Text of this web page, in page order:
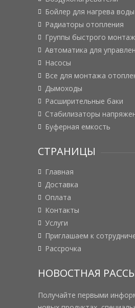
Бойлер для нагрева воды
Радиаторы отопления
Группы быстрого
Автоматика для
Насосы
Все для монтажа
Дымоходы
Расширительные баки
Стабилизаторы
Буферная емкость
СТРАНИЦЫ
Главная
Доставка
Оплата
Контакты
Услуги
Приглашаем к
Рассрочка
НОВОСТНАЯ
Получайте первыми